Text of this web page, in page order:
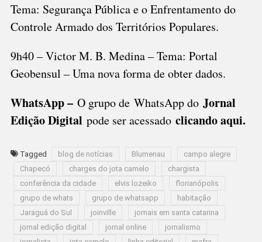
Tema: Segurança Pública e o Enfrentamento do
Controle Armado dos Territórios Populares.
9h40 – Victor M. B. Medina – Tema: Portal
Geobensul – Uma nova forma de obter dados.
WhatsApp – O grupo de WhatsApp doJornal
Edição Digital pode ser acessado clicando aqui.
Tagged blog de notícias Blumenau
campo alegre
Chapecó
charges do jota camelo
chargista
conferência da cidade
elvis lozeiko
florianópolis
grupo de whats
grupo de whatsapp
habitação
Jaraguá do Sul
joinville
jornais em santa catarina
jornal edição digital
jornal online
jornalismo